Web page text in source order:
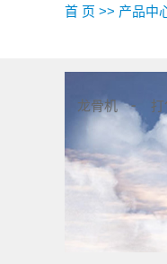
首 页 >> 产品中
龙骨机